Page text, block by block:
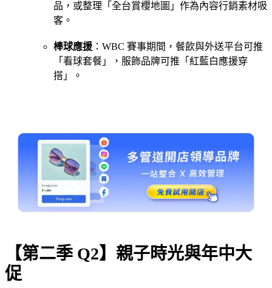
品，或整理「全台賞櫻地圖」作為內容行銷素材吸
客。
棒球應援 ：WBC 賽事期間，餐飲與外送平台可推
「看球套餐」，服飾品牌可推「紅藍白應援穿
搭」。
【第二季 Q2】親子時光與年中大
促